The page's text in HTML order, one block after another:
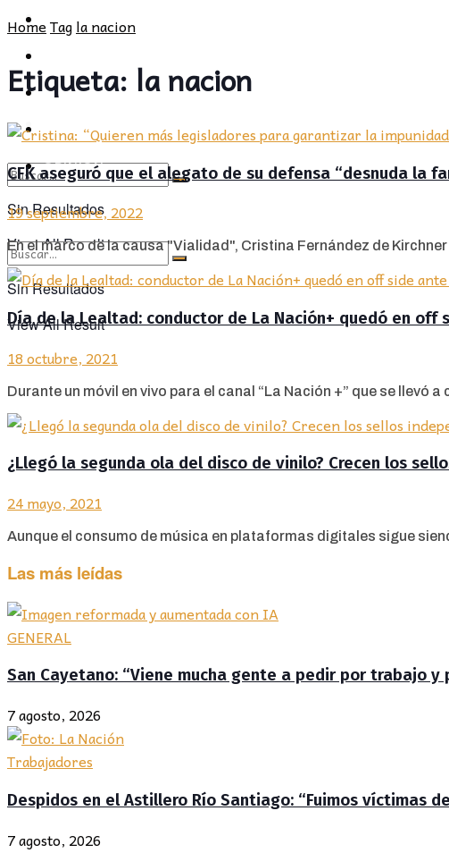
POLÍTICA
CULTURA
OPINIÓN
Sin Resultados
View All Result
PROVINCIA
SOCIEDAD
CULTURA
OPINIÓN
Sin Resultados
View All Result
HomeTagla nacion
Etiqueta: la nacion
CFK aseguró que el alegato de su defensa “desnuda la
19 septiembre, 2022
En el marco de la causa "Vialidad", Cristina Fernández de
Día de la Lealtad: conductor de La Nación+ quedó en
18 octubre, 2021
Durante un móvil en vivo para el canal “La Nación +” que se llevó
¿Llegó la segunda ola del disco de vinilo? Crecen los
24 mayo, 2021
Aunque el consumo de música en plataformas digitales sigue
Las más leídas
GENERAL
San Cayetano: “Viene mucha gente a pedir por trabajo
7 agosto, 2026
Trabajadores
Despidos en el Astillero Río Santiago: “Fuimos víctimas
7 agosto, 2026